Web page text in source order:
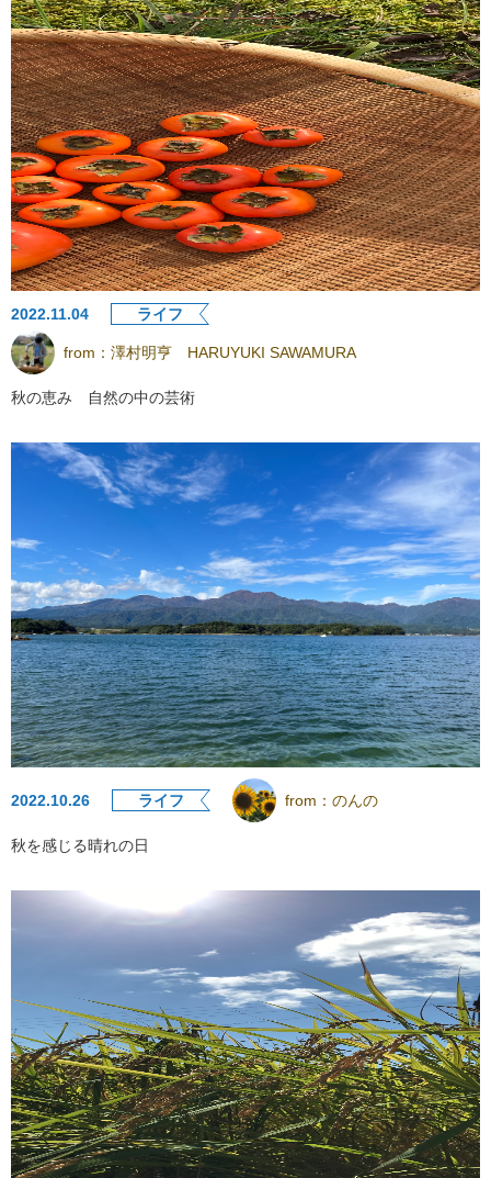
2022.11.04 ライフ
from： 澤村明亨 HARUYUKI SAWAMURA
秋の恵み 自然の中の芸術
2022.10.26 ライフ from： のんの
秋を感じる晴れの日